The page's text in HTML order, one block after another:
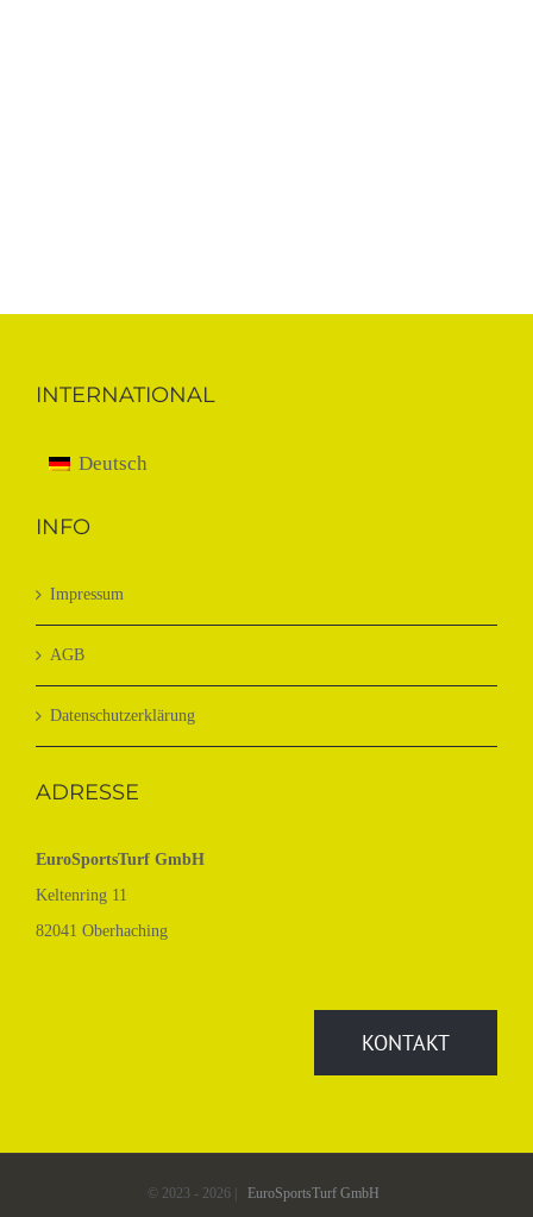
INTERNATIONAL
Deutsch
INFO
Impressum
AGB
Datenschutzerklärung
ADRESSE
EuroSportsTurf GmbH
Keltenring 11
82041 Oberhaching
KONTAKT
© 2023 - 2026 | EuroSportsTurf GmbH